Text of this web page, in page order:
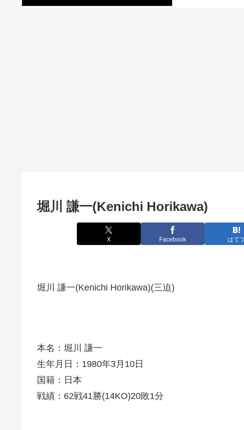
堀川 謙一(Kenichi Horikawa)
X Facebook はて
堀川 謙一(Kenichi Horikawa)(三迫)
本名：堀川 謙一
生年月日：1980年3月10日
国籍：日本
戦績：62戦41勝(14KO)20敗1分